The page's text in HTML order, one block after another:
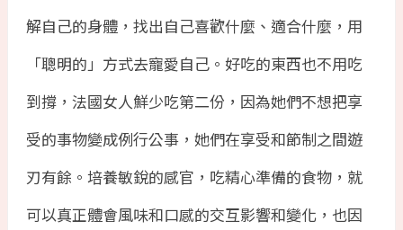
解自己的身體，找出自己喜歡什麼、適合什麼，用
「聰明的」方式去寵愛自己。好吃的東西也不用吃
到撐，法國女人鮮少吃第二份，因為她們不想把享
受的事物變成例行公事，她們在享受和節制之間遊
刃有餘。培養敏銳的感官，吃精心準備的食物，就
可以真正體會風味和口感的交互影響和變化，也因